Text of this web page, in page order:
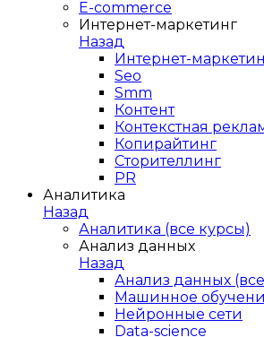
E-сommerce
Интернет-маркетинг
Назад
Интернет-
Seo
Smm
Контент
Контекстная
Копирайтинг
Сторителлинг
PR
Аналитика
Назад
Аналитика (все курсы)
Анализ данных
Назад
Анализ данных
Машинное
Нейронные сети
Data-science